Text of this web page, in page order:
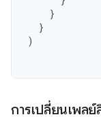
}
}
)
การเปลี่ยนเพลย์